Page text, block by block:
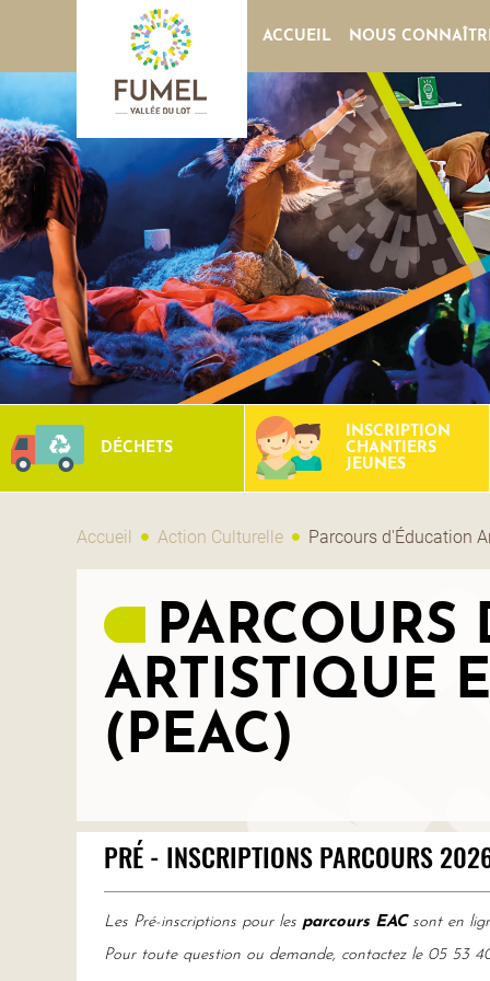
ACCUEIL NOUS
DÉCHETS
INSCRIPTION
CHANTIERS
JEUNES
Accueil Action Culturelle Parcours d'Éducation
ARTISTIQUE
(PEAC)
PRÉ - INSCRIPTIONS PARCOURS
Les Pré-inscriptions pour les parcours EACsont en
Pour toute question ou demande, contactez le 05 53